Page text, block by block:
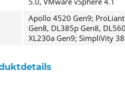
Apollo 4520 Gen9;
Gen8, DL385p Gen8,
XL230a Gen9; SimpliVity